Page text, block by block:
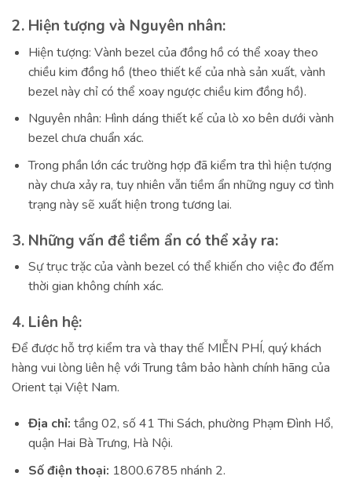
2. Hiện tượng và Nguyên nhân:
Hiện tượng: Vành bezel của đồng hồ có thể xoay theo
chiều kim đồng hồ (theo thiết kế của nhà sản xuất, vành
bezel này chỉ có thể xoay ngược chiều kim đồng hồ).
Nguyên nhân: Hình dáng thiết kế của lò xo bên dưới vành
bezel chưa chuẩn xác.
Trong phần lớn các trường hợp đã kiểm tra thì hiện tượng
này chưa xảy ra, tuy nhiên vẫn tiềm ẩn những nguy cơ tình
trạng này sẽ xuất hiện trong tương lai.
3. Những vấn đề tiềm ẩn có thể xảy ra:
Sự trục trặc của vành bezel có thể khiến cho việc đo đếm
thời gian không chính xác.
4. Liên hệ:
Để được hỗ trợ kiểm tra và thay thế MIỄN PHÍ, quý khách
hàng vui lòng liên hệ với Trung tâm bảo hành chính hãng của
Orient tại Việt Nam.
Địa chỉ: tầng 02, số 41 Thi Sách, phường Phạm Đình Hổ,
quận Hai Bà Trưng, Hà Nội.
Số điện thoại: 1800.6785 nhánh 2.